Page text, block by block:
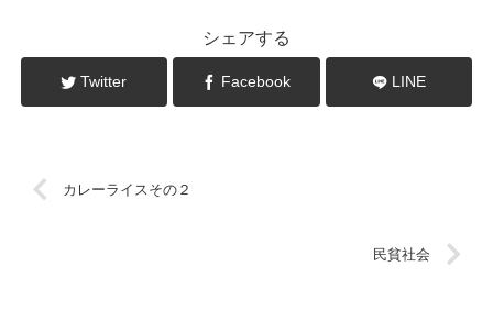
シェアする
Twitter Facebook LINE
カレーライスその２
民貧社会